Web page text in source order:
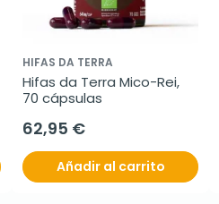
HIFAS DA TERRA
Hifas da Terra Mico-Rei,
70 cápsulas
62,95 €
Añadir al carrito